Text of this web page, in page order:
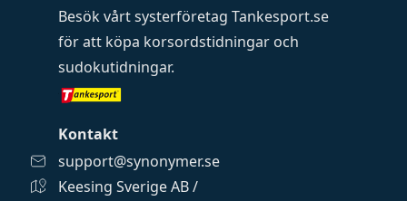
Besök vårt systerföretag Tankesport.se
för att köpa korsordstidningar och
sudokutidningar.
Kontakt
support@synonymer.se
Keesing Sverige AB /